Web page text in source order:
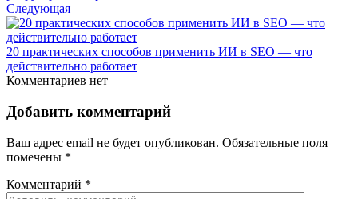
Следующая
20 практических способов применить ИИ в SEO — что
действительно работает
Комментариев нет
Добавить комментарий
Ваш адрес email не будет опубликован. Обязательные поля
помечены *
Комментарий *